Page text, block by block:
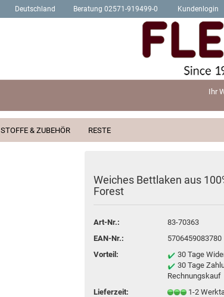
Deutschland Beratung 02571-919499-0 Kundenlogin
Passwort vergessen?
Ihr
STOFFE & ZUBEHÖR RESTE
Weiches Bettlaken aus
Forest
Art-Nr.:
83-70363
EAN-Nr.:
5706459083780
Vorteil:
30 Tage
30 Tage
Rechnungskauf
Lieferzeit:
1-2